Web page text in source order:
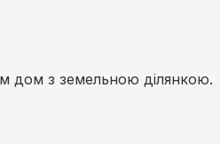
дом з земельною ділянкою.